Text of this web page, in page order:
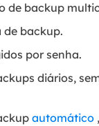
de backup
de backup.
por senha.
diários,
automático